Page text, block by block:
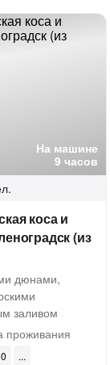
На машине
9 часов
коса и
(из
дюнами,
заливом
проживания